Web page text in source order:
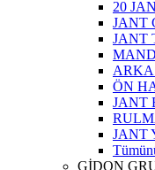
20
JANT
JANT
ÖN
JANT
JANT
GİDON